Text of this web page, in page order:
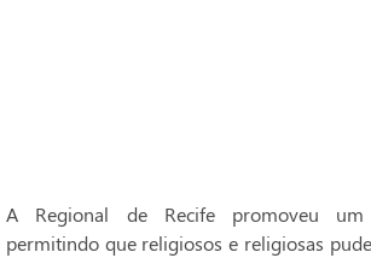
A Regional de Recife promoveu um
permitindo que religiosos e religiosas